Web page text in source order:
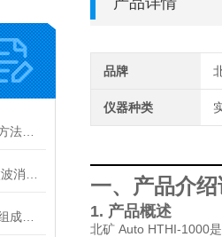
品牌
仪器种类
一、产品介
1. 产品概述
北矿 Auto HTHI-1000